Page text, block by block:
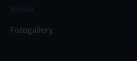
Fotogallery